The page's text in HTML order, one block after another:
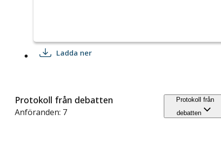
Ladda ner
Protokoll från debatten
Anföranden: 7
Protokoll från
debatten